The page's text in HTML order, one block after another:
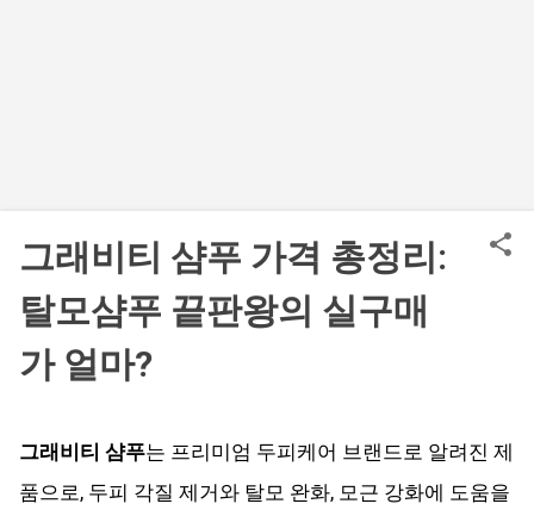
그래비티 샴푸 가격 총정리:
탈모샴푸 끝판왕의 실구매
가 얼마?
그래비티 샴푸는 프리미엄 두피케어 브랜드로 알려진 제
품으로, 두피 각질 제거와 탈모 완화, 모근 강화에 도움을